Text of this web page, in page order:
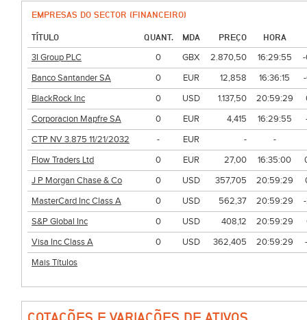
EMPRESAS DO SECTOR (FINANCEIRO)
TÍTULO QUANT. MDA PREÇO
HORA
3I Group PLC
0 GBX 2.870,50 16:29:55
Banco Santander SA
0 EUR 12,858 16:36:15
BlackRock Inc
0 USD 1.137,50 20:59:29
Corporacion Mapfre SA
0 EUR 4,415 16:29:55
CTP NV 3.875 11/21/2032
- EUR -
-
Flow Traders Ltd
0 EUR 27,00 16:35:00
J P Morgan Chase & Co
0 USD 357,705 20:59:29
MasterCard Inc Class A
0 USD 562,37 20:59:29
S&P Global Inc
0 USD 408,12 20:59:29
Visa Inc Class A
0 USD 362,405 20:59:29
Mais Títulos